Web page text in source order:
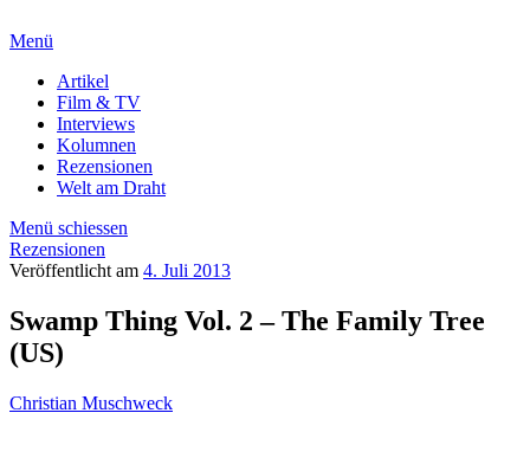
Menü
Artikel
Film & TV
Interviews
Kolumnen
Rezensionen
Welt am Draht
Menü schiessen
Rezensionen
Veröffentlicht am 4. Juli 2013
Swamp Thing Vol. 2 – The Family Tree
(US)
Christian Muschweck